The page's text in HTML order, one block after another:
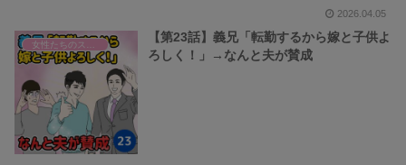
2026.04.05
【第23話】義兄「転勤するから嫁と子供よ
ろしく！」→なんと夫が賛成